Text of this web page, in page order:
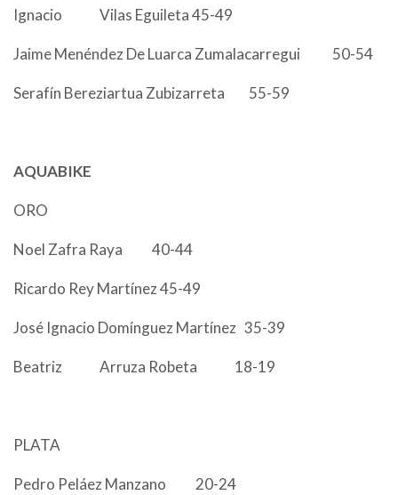
Ignacio Vilas Eguileta 45-49
Jaime Menéndez De Luarca Zumalacarregui 50-54
Serafín Bereziartua Zubizarreta 55-59
AQUABIKE
ORO
Noel Zafra Raya 40-44
Ricardo Rey Martínez 45-49
José Ignacio Domínguez Martínez 35-39
Beatriz Arruza Robeta 18-19
PLATA
Pedro Peláez Manzano 20-24